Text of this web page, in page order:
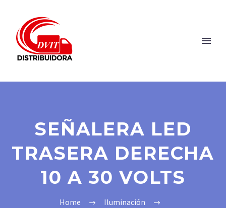
SEÑALERA LED
TRASERA DERECHA
10 A 30 VOLTS
Home
Iluminación